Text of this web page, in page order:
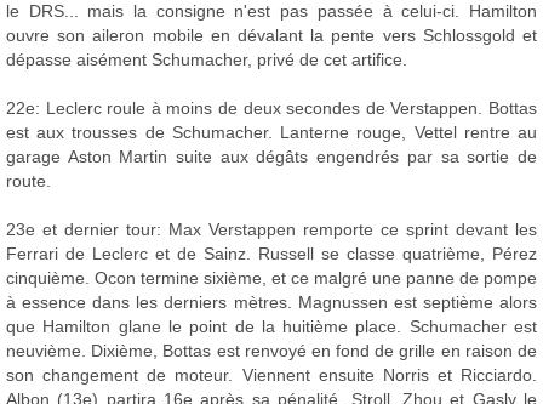
le DRS... mais la consigne n'est pas passée à celui-ci. Hamilton
ouvre son aileron mobile en dévalant la pente vers Schlossgold et
dépasse aisément Schumacher, privé de cet artifice.
22e: Leclerc roule à moins de deux secondes de Verstappen. Bottas
est aux trousses de Schumacher. Lanterne rouge, Vettel rentre au
garage Aston Martin suite aux dégâts engendrés par sa sortie de
route.
23e et dernier tour: Max Verstappen remporte ce sprint devant les
Ferrari de Leclerc et de Sainz. Russell se classe quatrième, Pérez
cinquième. Ocon termine sixième, et ce malgré une panne de pompe
à essence dans les derniers mètres. Magnussen est septième alors
que Hamilton glane le point de la huitième place. Schumacher est
neuvième. Dixième, Bottas est renvoyé en fond de grille en raison de
son changement de moteur. Viennent ensuite Norris et Ricciardo.
Albon (13e) partira 16e après sa pénalité. Stroll, Zhou et Gasly le